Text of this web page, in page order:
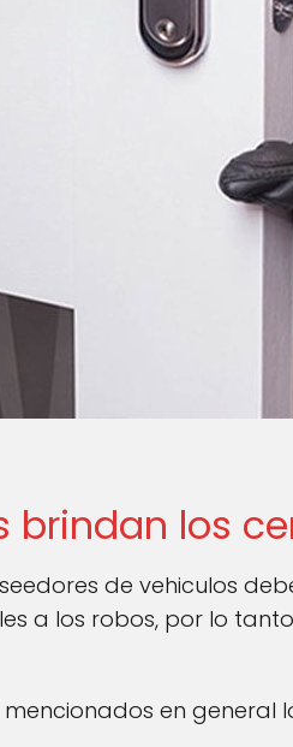
brindan los
de vehiculos
a los robos, por lo
en general